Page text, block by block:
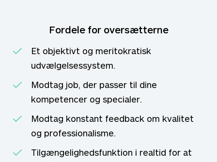
Fordele for oversætterne
Et objektivt og meritokratisk
udvælgelsessystem.
Modtag job, der passer til dine
kompetencer og specialer.
Modtag konstant feedback om kvalitet
og professionalisme.
Tilgængelighedsfunktion i realtid for at